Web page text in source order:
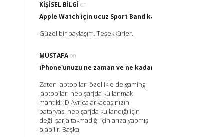
KIŞISEL BILGI on
Apple Watch için ucuz Sport Band kayış nereden
Güzel bir paylaşım. Teşekkürler.
MUSTAFAon
iPhone'unuzu ne zaman ve ne kadar Şarj
Zaten laptop'ları özellikle de gaming
laptop'ları hep şarjda kullanmak
mantıklı :D Ayrıca arkadaşınızın
bataryası hep şarjda kullandığı için
değil şarja takmadığı için arıza yapmış
olabilir. Başka